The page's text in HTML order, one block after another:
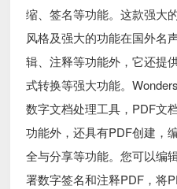
缩、签名等功能。这款强大
风格及强大的功能在国外名
辑、注释等功能外，它还提
式转换等强大功能。
数字文档处理工具，PDF文
功能外，还具有PDF创建，
全与分享等功能。您可以编
署数字签名和注释PDF，将